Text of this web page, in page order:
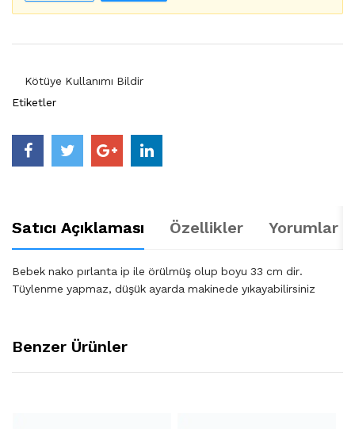
Kötüye Kullanımı Bildir
Etiketler
Satıcı Açıklaması Özellikler Yorumlar
Bebek nako pırlanta ip ile örülmüş olup boyu 33 cm dir.
Tüylenme yapmaz, düşük ayarda makinede yıkayabilirsiniz
Benzer Ürünler